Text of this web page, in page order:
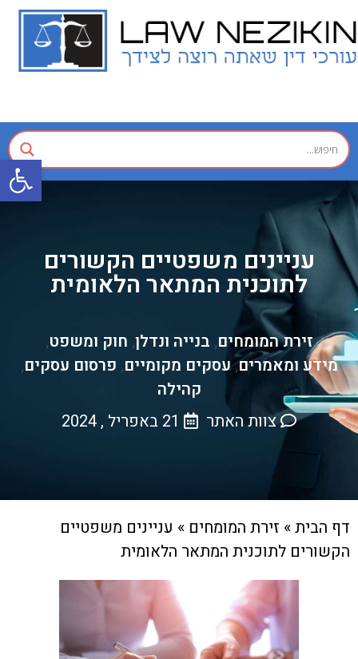
עניינים משפטיים הקשורים
לתוכנית המתאר הלאומית
זירת המומחים, בנייה ונדלן, חוק ומשפט,
מידע ומאמרים, עסקים מקומיים, פרסום עסקים,
קהילה
צוות האתר
21 באפריל , 2024
דף הבית» זירת המומחים » עניינים משפטיים
הקשורים לתוכנית המתאר הלאומית